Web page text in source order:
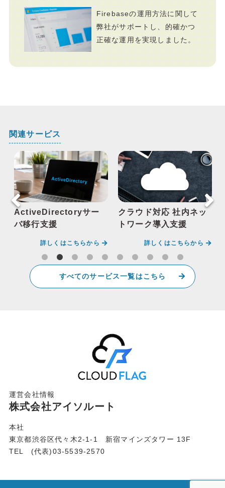
Firebaseの運用方法に関して
弊社がサポートし、的確かつ
正確な運用を実現しました。
関連サービス
ActiveDirectoryサー
バ移行支援
詳しくはこちらから
クラウド対応 社内ネッ
トワーク導入支援
詳しくはこちらから
すべてのサービス一覧はこちら
運営会社情報
株式会社アイソルート
本社
東京都渋谷区代々木2-1-1 新宿マインズタワー 13F
TEL (代表)03-5539-2570